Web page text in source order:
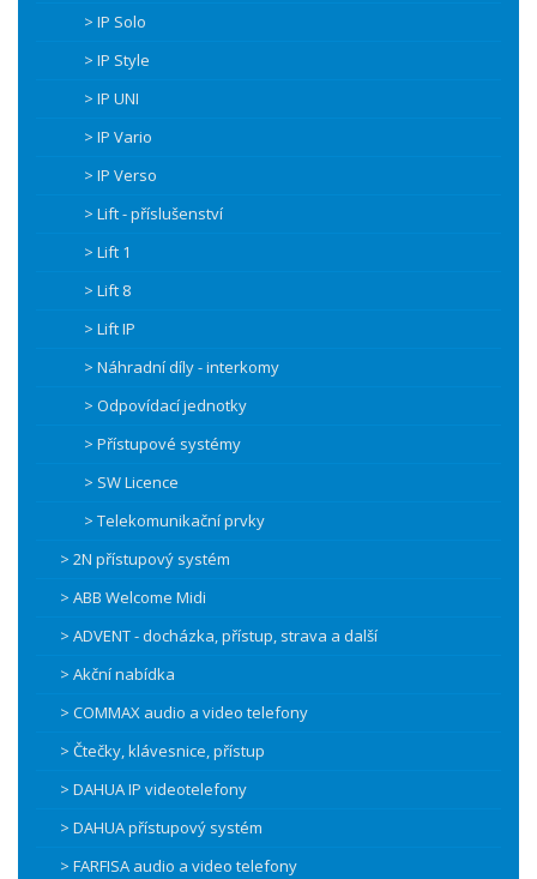
> IP Solo
> IP Style
> IP UNI
> IP Vario
> IP Verso
> Lift - příslušenství
> Lift 1
> Lift 8
> Lift IP
> Náhradní díly - interkomy
> Odpovídací jednotky
> Přístupové systémy
> SW Licence
> Telekomunikační prvky
> 2N přístupový systém
> ABB Welcome Midi
> ADVENT - docházka, přístup, strava a další
> Akční nabídka
> COMMAX audio a video telefony
> Čtečky, klávesnice, přístup
> DAHUA IP videotelefony
> DAHUA přístupový systém
> FARFISA audio a video telefony